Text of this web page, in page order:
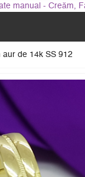
manual - Creăm,
aur de 14k SS 912